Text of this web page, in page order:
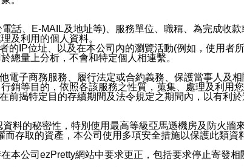
話、E-MAIL及地址等)、服務單位、職稱、為完成收
及利用的個人資料。
的IP位址、以及在本公司內的瀏覽活動(例如，使用者
總量上分析，不會和特定個人相連繫。
電子商務服務、履行法定或合約義務、保護當事人及
等目的，依照各該服務之性質，蒐集、處理及利用您
揭特定目的存續期間及法令規定之期間內，以有利
料的秘密性，特別使用最高等級亞馬遜機房及防火牆
存取的資產，本公司使用多項安全措施以保護此類資
本公司ezPretty網站中要求更正，包括要求停止寄發相